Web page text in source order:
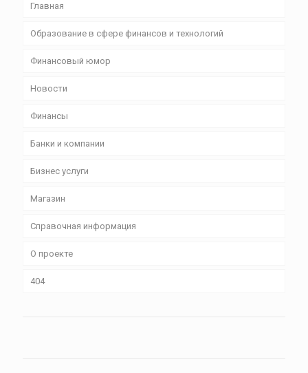
Главная
Образование в сфере финансов и технологий
Финансовый юмор
Новости
Финансы
Банки и компании
Бизнес уcлуги
Магазин
Справочная информация
О проекте
404